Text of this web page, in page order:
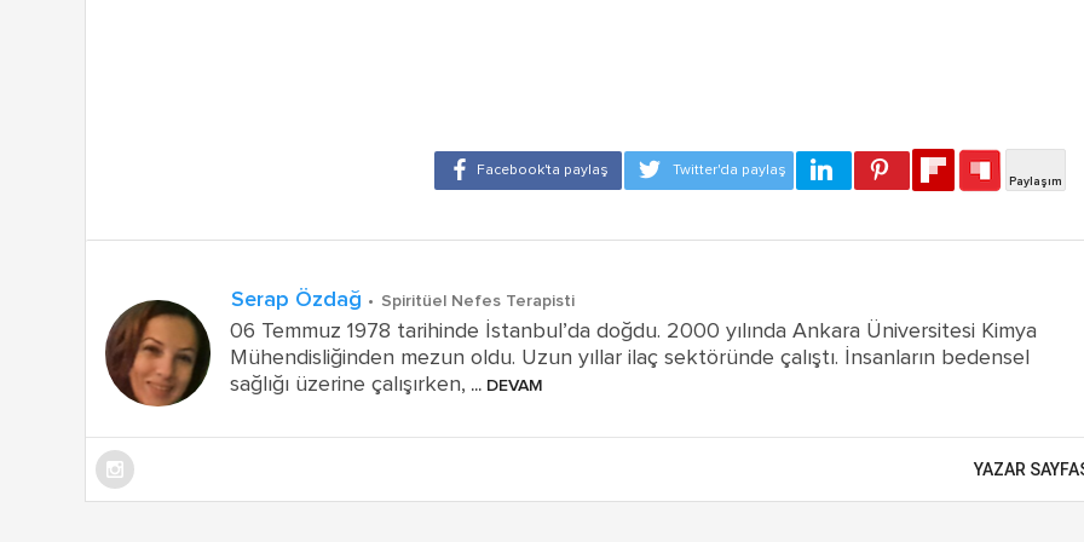
Serap Özdağ Spiritüel Nefes Terapisti
06 Temmuz 1978 tarihinde İstanbul’da doğdu. 2000 yılında Ankara Üniversitesi Kimya
Mühendisliğinden mezun oldu. Uzun yıllar ilaç sektöründe çalıştı. İnsanların bedensel
sağlığı üzerine çalışırken, ... DEVAM
YAZAR